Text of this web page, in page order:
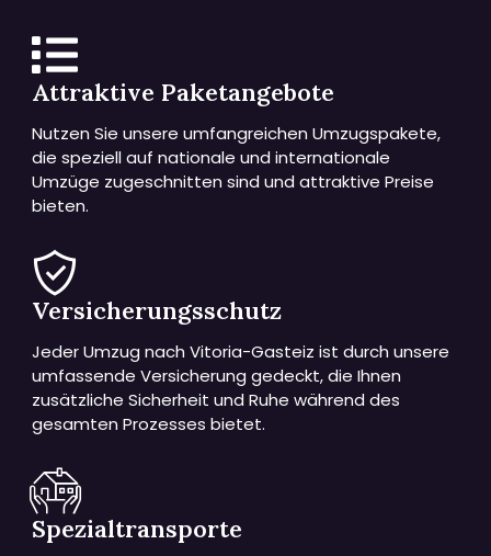
Attraktive Paketangebote
Nutzen Sie unsere umfangreichen Umzugspakete,
die speziell auf nationale und internationale
Umzüge zugeschnitten sind und attraktive Preise
bieten.
Versicherungsschutz
Jeder Umzug nach Vitoria-Gasteiz ist durch unsere
umfassende Versicherung gedeckt, die Ihnen
zusätzliche Sicherheit und Ruhe während des
gesamten Prozesses bietet.
Spezialtransporte